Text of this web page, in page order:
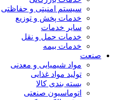
سیستم امنیتی و حفاظتی
خدمات پخش و توزیع
سایر خدمات
خدمات حمل و نقل
خدمات بیمه
صنعت
مواد شیمیایی و معدنی
تولید مواد غذایی
بسته بندی کالا
اتوماسیون صنعتی